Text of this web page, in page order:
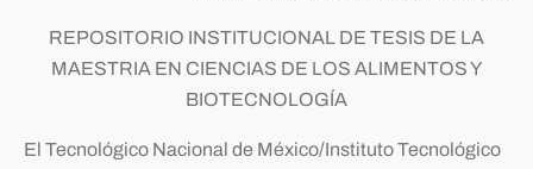
REPOSITORIO INSTITUCIONAL DE TESIS DE LA
MAESTRIA EN CIENCIAS DE LOS ALIMENTOS Y
BIOTECNOLOGÍA
El Tecnológico Nacional de México/Instituto Tecnológico